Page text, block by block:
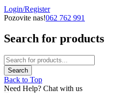
Login/Register
Pozovite nas!062 762 991
Search for products
Back to Top
Need Help? Chat with us